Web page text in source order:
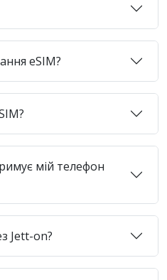
eSIM?
мій телефон
Jett-on?